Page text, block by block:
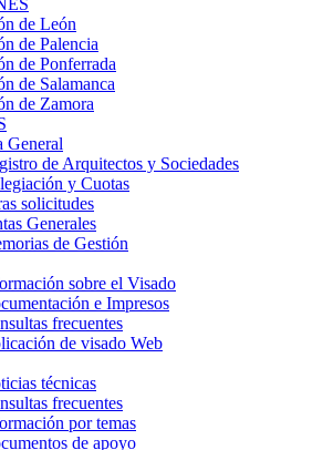
de León
de Palencia
de Ponferrada
de Salamanca
de Zamora
General
de Arquitectos y Sociedades
y Cuotas
solicitudes
Generales
de Gestión
sobre el Visado
e Impresos
frecuentes
de visado Web
técnicas
frecuentes
por temas
de apoyo